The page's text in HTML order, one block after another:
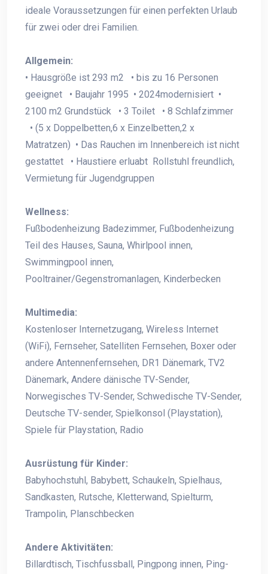
ideale Voraussetzungen für einen perfekten Urlaub
für zwei oder drei Familien.
Allgemein:
• Hausgröße ist 293 m2 • bis zu 16 Personen
geeignet • Baujahr 1995 • 2024modernisiert •
2100 m2 Grundstück • 3 Toilet • 8 Schlafzimmer
• (5 x Doppelbetten,6 x Einzelbetten,2 x
Matratzen) • Das Rauchen im Innenbereich ist nicht
gestattet • Haustiere erluabt Rollstuhl freundlich,
Vermietung für Jugendgruppen
Wellness:
Fußbodenheizung Badezimmer, Fußbodenheizung
Teil des Hauses, Sauna, Whirlpool innen,
Swimmingpool innen,
Pooltrainer/Gegenstromanlagen, Kinderbecken
Multimedia:
Kostenloser Internetzugang, Wireless Internet
(WiFi), Fernseher, Satelliten Fernsehen, Boxer oder
andere Antennenfernsehen, DR1 Dänemark, TV2
Dänemark, Andere dänische TV-Sender,
Norwegisches TV-Sender, Schwedische TV-Sender,
Deutsche TV-sender, Spielkonsol (Playstation),
Spiele für Playstation, Radio
Ausrüstung für Kinder:
Babyhochstuhl, Babybett, Schaukeln, Spielhaus,
Sandkasten, Rutsche, Kletterwand, Spielturm,
Trampolin, Planschbecken
Andere Aktivitäten:
Billardtisch, Tischfussball, Pingpong innen, Ping-